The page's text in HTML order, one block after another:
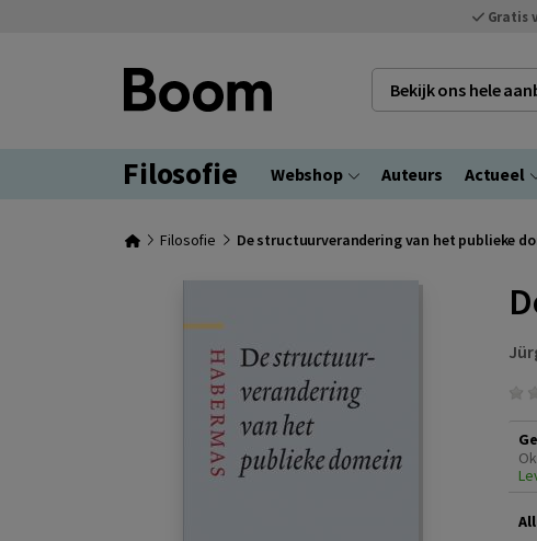
Gratis
Bekijk ons hele
Filosofie Webshop Auteurs Actueel
Filosofie De structuurverandering van het publieke